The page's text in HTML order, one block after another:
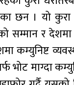
छन । यो कुरा
सम्मान र
कम्युनिष्ट
भोट माग्दा